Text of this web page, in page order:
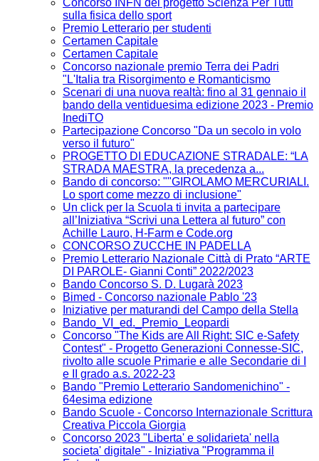
Concorso INFN del progetto Scienza Per Tutti
sulla fisica dello sport
Premio Letterario per studenti
Certamen Capitale
Certamen Capitale
Concorso nazionale premio Terra dei Padri
"L'Italia tra Risorgimento e Romanticismo
Scenari di una nuova realtà: fino al 31 gennaio il
bando della ventiduesima edizione 2023 - Premio
InediTO
Partecipazione Concorso "Da un secolo in volo
verso il futuro"
PROGETTO DI EDUCAZIONE STRADALE: “LA
STRADA MAESTRA, la precedenza a...
Bando di concorso: ""GIROLAMO MERCURIALI.
Lo sport come mezzo di inclusione"
Un click per la Scuola ti invita a partecipare
all’Iniziativa “Scrivi una Lettera al futuro” con
Achille Lauro, H-Farm e Code.org
CONCORSO ZUCCHE IN PADELLA
Premio Letterario Nazionale Città di Prato “ARTE
DI PAROLE- Gianni Conti” 2022/2023
Bando Concorso S. D. Lugarà 2023
Bimed - Concorso nazionale Pablo '23
Iniziative per maturandi del Campo della Stella
Bando_VI_ed._Premio_Leopardi
Concorso "The Kids are All Right: SIC e-Safety
Contest" - Progetto Generazioni Connesse-SIC,
rivolto alle scuole Primarie e alle Secondarie di I
e II grado a.s. 2022-23
Bando "Premio Letterario Sandomenichino" -
64esima edizione
Bando Scuole - Concorso Internazionale Scrittura
Creativa Piccola Giorgia
Concorso 2023 "Liberta' e solidarieta' nella
societa' digitale" - Iniziativa "Programma il